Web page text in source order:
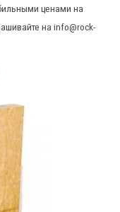
ценами на
на info@rock-